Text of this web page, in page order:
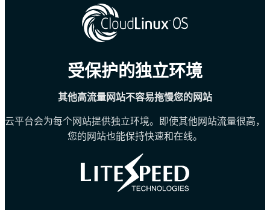
受保护的独立环境
其他高流量网站不容易拖慢您的网站
云平台会为每个网站提供独立环境。即使其他网站流量很高，
您的网站也能保持快速和在线。